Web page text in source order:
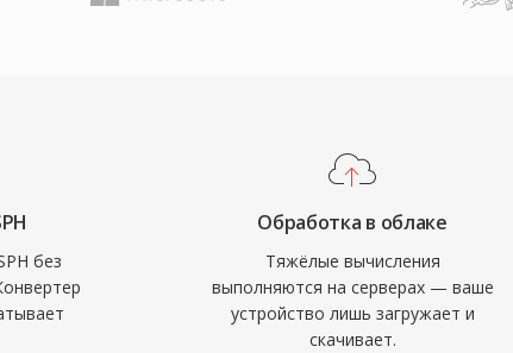
без
Обработка в облаке
Тяжёлые вычисления
выполняются на серверах — ваше
устройство лишь загружает и
скачивает.